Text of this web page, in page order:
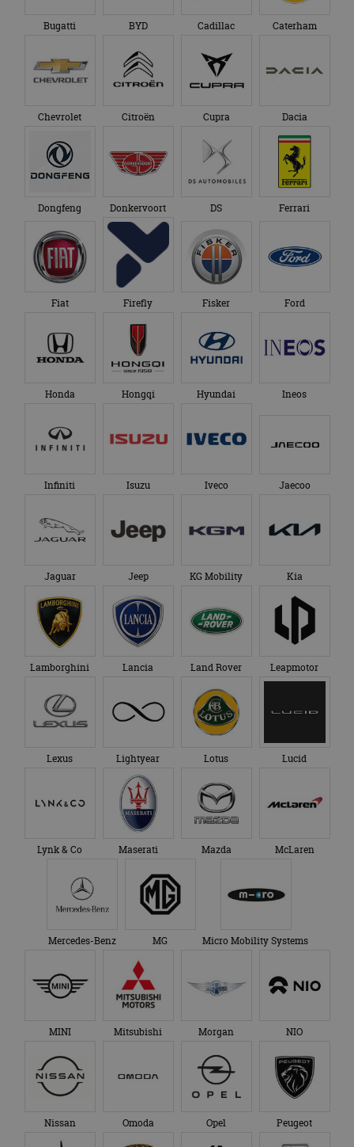
Bugatti BYD Cadillac Caterham
Chevrolet Citroën Cupra Dacia
Dongfeng Donkervoort DS Ferrari
Fiat Firefly Fisker Ford
Honda Hongqi Hyundai Ineos
Infiniti Isuzu Iveco Jaecoo
Jaguar Jeep KG Mobility Kia
Lamborghini Lancia Land Rover Leapmotor
Lexus Lightyear Lotus Lucid
Lynk & Co Maserati Mazda McLaren
Mercedes-Benz MG Micro Mobility Systems
MINI Mitsubishi Morgan NIO
Nissan Omoda Opel Peugeot